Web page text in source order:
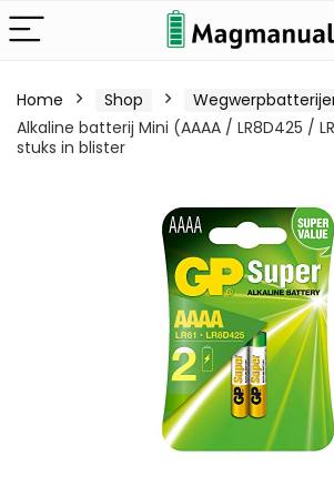
Home Shop
Alkaline batterij Mini (AAAA / LR8D425 /
stuks in blister